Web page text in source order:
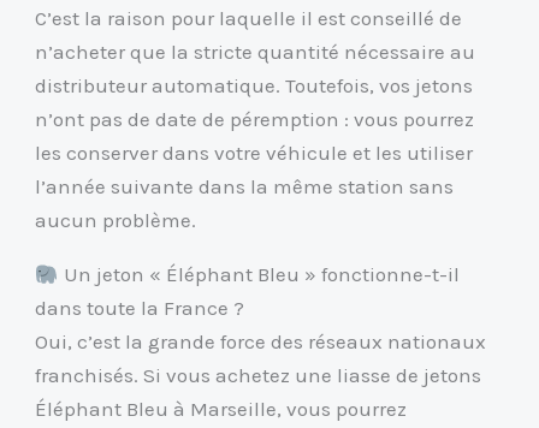
C’est la raison pour laquelle il est conseillé de
n’acheter que la stricte quantité nécessaire au
distributeur automatique. Toutefois, vos jetons
n’ont pas de date de péremption : vous pourrez
les conserver dans votre véhicule et les utiliser
l’année suivante dans la même station sans
aucun problème.
Un jeton « Éléphant Bleu » fonctionne-t-il
dans toute la France ?
Oui, c’est la grande force des réseaux nationaux
franchisés. Si vous achetez une liasse de jetons
Éléphant Bleu à Marseille, vous pourrez